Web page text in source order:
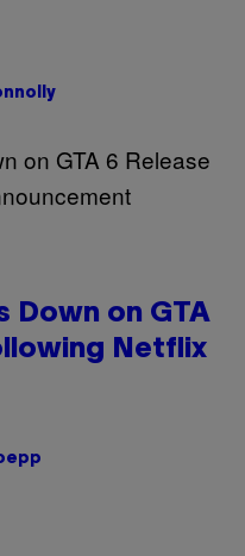
Down on GTA
Netflix